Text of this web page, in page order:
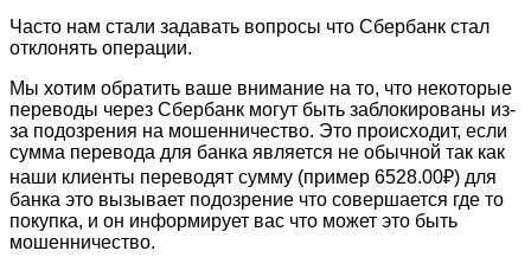
Часто нам стали задавать вопросы что Сбербанк стал
отклонять операции.
Мы хотим обратить ваше внимание на то, что некоторые
переводы через Сбербанк могут быть заблокированы из-
за подозрения на мошенничество. Это происходит, если
сумма перевода для банка является не обычной так как
наши клиенты переводят сумму (пример 6528.00₽) для
банка это вызывает подозрение что совершается где то
покупка, и он информирует вас что может это быть
мошенничество.